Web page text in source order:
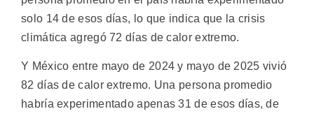
solo 14 de esos días, lo que indica que la crisis
climática agregó 72 días de calor extremo.
Y México entre mayo de 2024 y mayo de 2025 vivió
82 días de calor extremo. Una persona promedio
habría experimentado apenas 31 de esos días, de